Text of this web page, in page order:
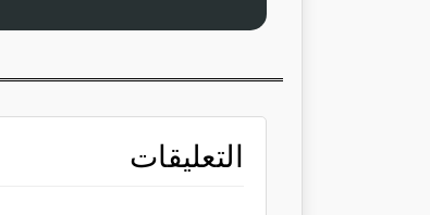
التعليقات